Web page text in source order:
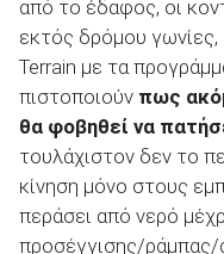
από το έδαφος, οι
εκτός δρόμου γωνίες,
Terrain με τα
πιστοποιούν πως
θα φοβηθεί να
τουλάχιστον δεν το
κίνηση μόνο στους
περάσει από νερό
προσέγγισης/ράμπας/